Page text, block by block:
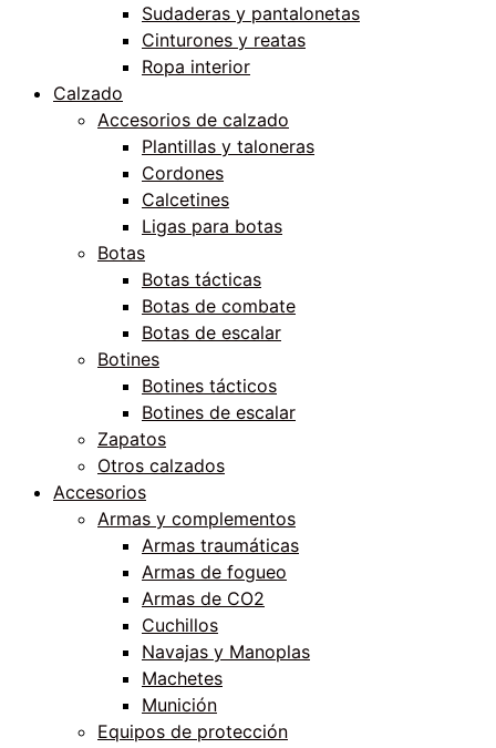
Sudaderas y pantalonetas
Cinturones y reatas
Ropa interior
Calzado
Accesorios de calzado
Plantillas y taloneras
Cordones
Calcetines
Ligas para botas
Botas
Botas tácticas
Botas de combate
Botas de escalar
Botines
Botines tácticos
Botines de escalar
Zapatos
Otros calzados
Accesorios
Armas y complementos
Armas traumáticas
Armas de fogueo
Armas de CO2
Cuchillos
Navajas y Manoplas
Machetes
Munición
Equipos de protección